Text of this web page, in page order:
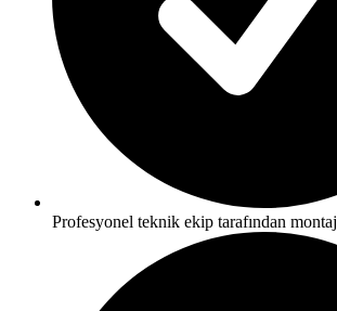
Profesyonel teknik ekip tarafından montaj